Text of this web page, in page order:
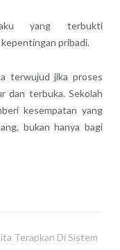
yang terbukti
pribadi.
terwujud jika proses
dan terbuka. Sekolah
kesempatan yang
bukan hanya bagi
Terapkan Di Sistem